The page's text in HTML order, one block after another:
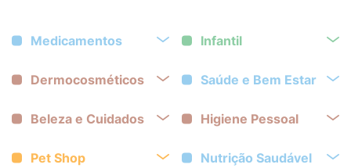
Medicamentos Infantil
Dermocosméticos Saúde e Bem Estar
Beleza e Cuidados Higiene Pessoal
Pet Shop Nutrição Saudável